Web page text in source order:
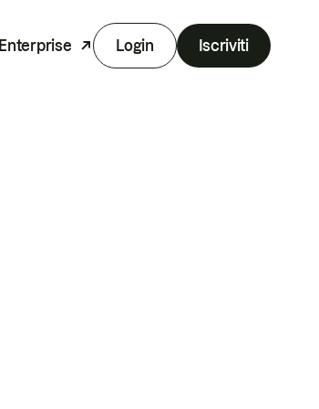
Enterprise Login Iscriviti